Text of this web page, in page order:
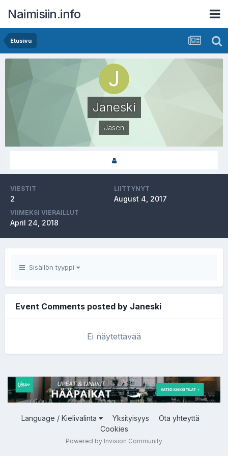
Naimisiin.info
Etusivu
Janeski
Jäsen
VIESTIT
2
LIITTYNYT
August 4, 2017
VIIMEKSI VIERAILLUT
April 24, 2018
Sisällön tyyppi
Event Comments posted by Janeski
Ei näytettävää
Language / Kielivalinta Yksityisyys
Ota yhteyttä
Cookies
Powered by Invision Community